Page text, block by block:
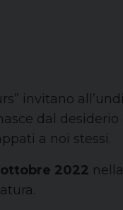
invitano
dal
a noi stessi.
ottobre 2022